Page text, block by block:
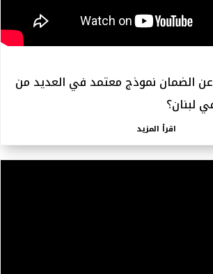
عن الضمان نموذج معتمد في العديد من
لبنان؟
اقرأ المزيد